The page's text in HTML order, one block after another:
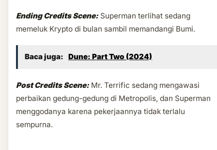
Ending Credits Scene: Superman terlihat sedang
memeluk Krypto di bulan sambil memandangi Bumi.
Baca juga: Dune: Part Two (2024)
Post Credits Scene: Mr. Terrific sedang mengawasi
perbaikan gedung-gedung di Metropolis, dan Superman
menggodanya karena pekerjaannya tidak terlalu
sempurna.